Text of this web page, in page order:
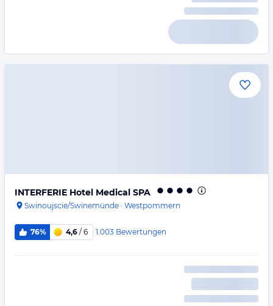
INTERFERIE Hotel Medical SPA
Swinoujscie/Swinemünde · Westpommern
76% 4,6 / 6 1.003 Bewertungen